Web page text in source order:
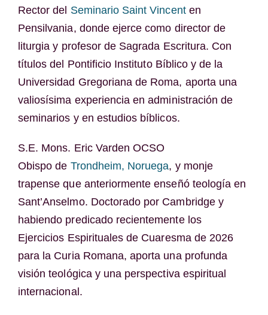
Rector del Seminario Saint Vincenten
Pensilvania, donde ejerce como director de
liturgia y profesor de Sagrada Escritura. Con
títulos del Pontificio Instituto Bíblico y de la
Universidad Gregoriana de Roma, aporta una
valiosísima experiencia en administración de
seminarios y en estudios bíblicos.
S.E. Mons. Eric Varden OCSO
Obispo de Trondheim, Noruega, y monje
trapense que anteriormente enseñó teología en
Sant’Anselmo. Doctorado por Cambridge y
habiendo predicado recientemente los
Ejercicios Espirituales de Cuaresma de 2026
para la Curia Romana, aporta una profunda
visión teológica y una perspectiva espiritual
internacional.